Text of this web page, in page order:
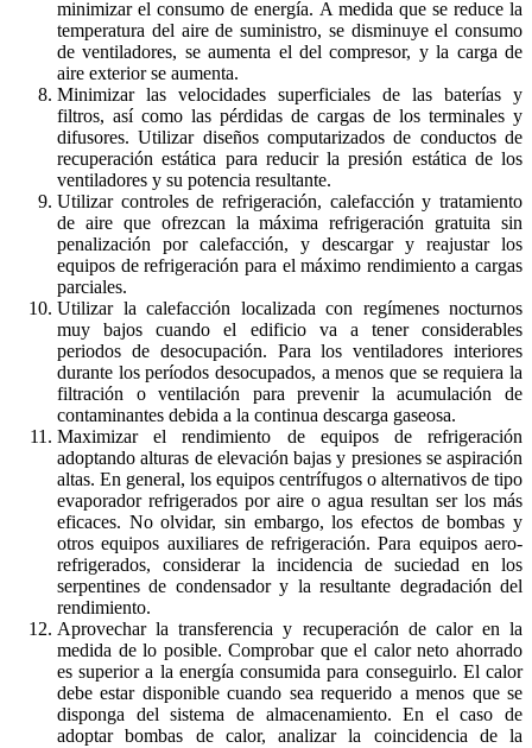
minimizar el consumo de energía. A medida que se reduce la
temperatura del aire de suministro, se disminuye el consumo
de ventiladores, se aumenta el del compresor, y la carga de
aire exterior se aumenta.
Minimizar las velocidades superficiales de las baterías y
filtros, así como las pérdidas de cargas de los terminales y
difusores. Utilizar diseños computarizados de conductos de
recuperación estática para reducir la presión estática de los
ventiladores y su potencia resultante.
Utilizar controles de refrigeración, calefacción y tratamiento
de aire que ofrezcan la máxima refrigeración gratuita sin
penalización por calefacción, y descargar y reajustar los
equipos de refrigeración para el máximo rendimiento a cargas
parciales.
Utilizar la calefacción localizada con regímenes nocturnos
muy bajos cuando el edificio va a tener considerables
periodos de desocupación. Para los ventiladores interiores
durante los períodos desocupados, a menos que se requiera la
filtración o ventilación para prevenir la acumulación de
contaminantes debida a la continua descarga gaseosa.
Maximizar el rendimiento de equipos de refrigeración
adoptando alturas de elevación bajas y presiones se aspiración
altas. En general, los equipos centrífugos o alternativos de tipo
evaporador refrigerados por aire o agua resultan ser los más
eficaces. No olvidar, sin embargo, los efectos de bombas y
otros equipos auxiliares de refrigeración. Para equipos aero-
refrigerados, considerar la incidencia de suciedad en los
serpentines de condensador y la resultante degradación del
rendimiento.
Aprovechar la transferencia y recuperación de calor en la
medida de lo posible. Comprobar que el calor neto ahorrado
es superior a la energía consumida para conseguirlo. El calor
debe estar disponible cuando sea requerido a menos que se
disponga del sistema de almacenamiento. En el caso de
adoptar bombas de calor, analizar la coincidencia de la